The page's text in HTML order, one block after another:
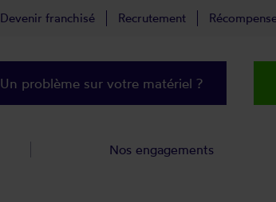
Devenir franchisé Recrutement
Un problème sur votre matériel ?
Nos engagements